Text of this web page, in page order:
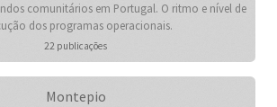
comunitários em Portugal. O ritmo e nível de
dos programas operacionais.
22 publicações
Montepio